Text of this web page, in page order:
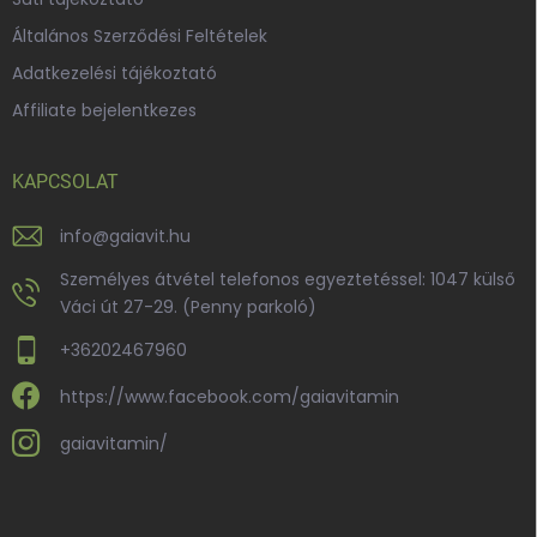
Általános Szerződési Feltételek
Adatkezelési tájékoztató
Affiliate bejelentkezes
KAPCSOLAT
info@gaiavit.hu
Személyes átvétel telefonos egyeztetéssel: 1047 külső
Váci út 27-29. (Penny parkoló)
+36202467960
https://www.facebook.com/gaiavitamin
gaiavitamin/